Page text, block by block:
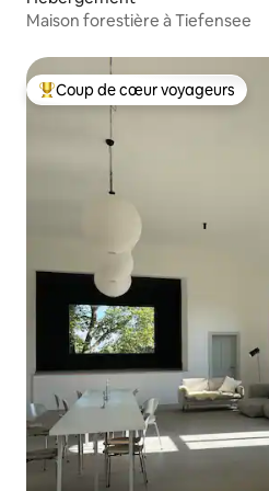
Maison forestière à Tiefensee
Coups de cœur voyageurs les
Coup de cœur voyageurs